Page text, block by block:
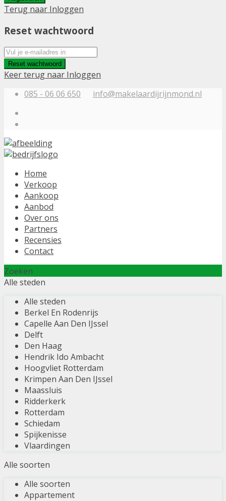
Terug naar Inloggen
Reset wachtwoord
Reset wachtwoord
Keer terug naar Inloggen
085 - 06 06 650
info@makelaardijrijnmond.nl
Home
Verkoop
Aankoop
Aanbod
Over ons
Partners
Recensies
Contact
Zoeken
Alle steden
Alle steden
Berkel En Rodenrijs
Capelle Aan Den IJssel
Delft
Den Haag
Hendrik Ido Ambacht
Hoogvliet Rotterdam
Krimpen Aan Den IJssel
Maassluis
Ridderkerk
Rotterdam
Schiedam
Spijkenisse
Vlaardingen
Alle soorten
Alle soorten
Appartement